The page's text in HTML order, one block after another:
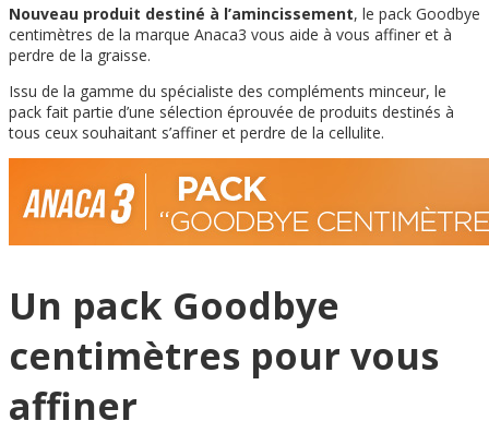
Nouveau produit destiné à l’amincissement, le pack Goodbye
centimètres de la marque Anaca3 vous aide à vous affiner et à
perdre de la graisse.
Issu de la gamme du spécialiste des compléments minceur, le
pack fait partie d’une sélection éprouvée de produits destinés à
tous ceux souhaitant s’affiner et perdre de la cellulite.
Un pack Goodbye
centimètres pour vous
affiner